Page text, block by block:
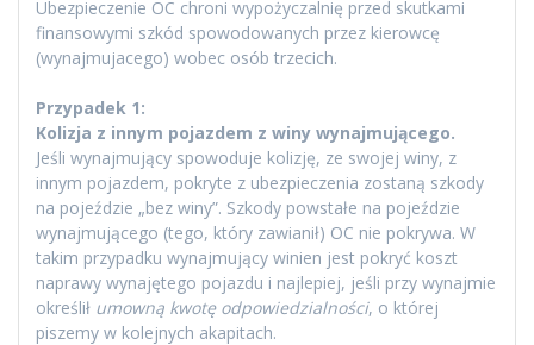
Ubezpieczenie OC chroni wypożyczalnię przed skutkami
finansowymi szkód spowodowanych przez kierowcę
(wynajmujacego) wobec osób trzecich.
Przypadek 1:
Kolizja z innym pojazdem z winy wynajmującego.
Jeśli wynajmujący spowoduje kolizję, ze swojej winy, z
innym pojazdem, pokryte z ubezpieczenia zostaną szkody
na pojeździe „bez winy”. Szkody powstałe na pojeździe
wynajmującego (tego, który zawianił) OC nie pokrywa. W
takim przypadku wynajmujący winien jest pokryć koszt
naprawy wynajętego pojazdu i najlepiej, jeśli przy wynajmie
określił umowną kwotę odpowiedzialności, o której
piszemy w kolejnych akapitach.